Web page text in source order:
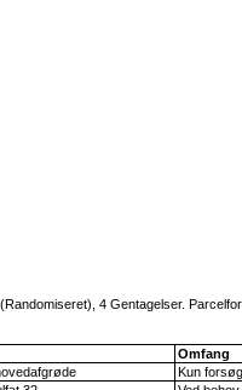
4 Gentagelser.
Omfang
Kun forsøg